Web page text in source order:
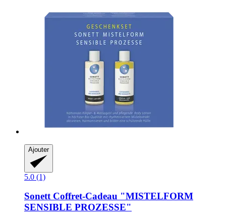
Ajouter
5.0 (1)
SonettCoffret-​Cadeau "MISTELFORM
SENSIBLE PROZESSE"